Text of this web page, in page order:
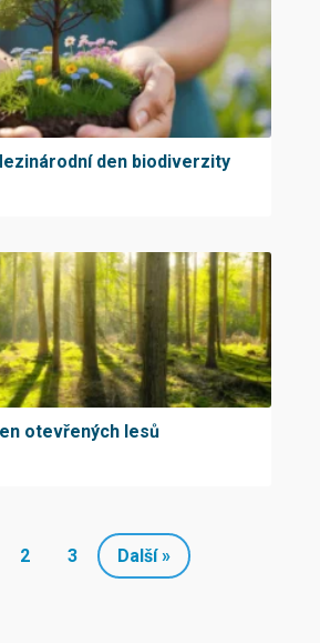
den biodiverzity
otevřených lesů
2 3 Další »